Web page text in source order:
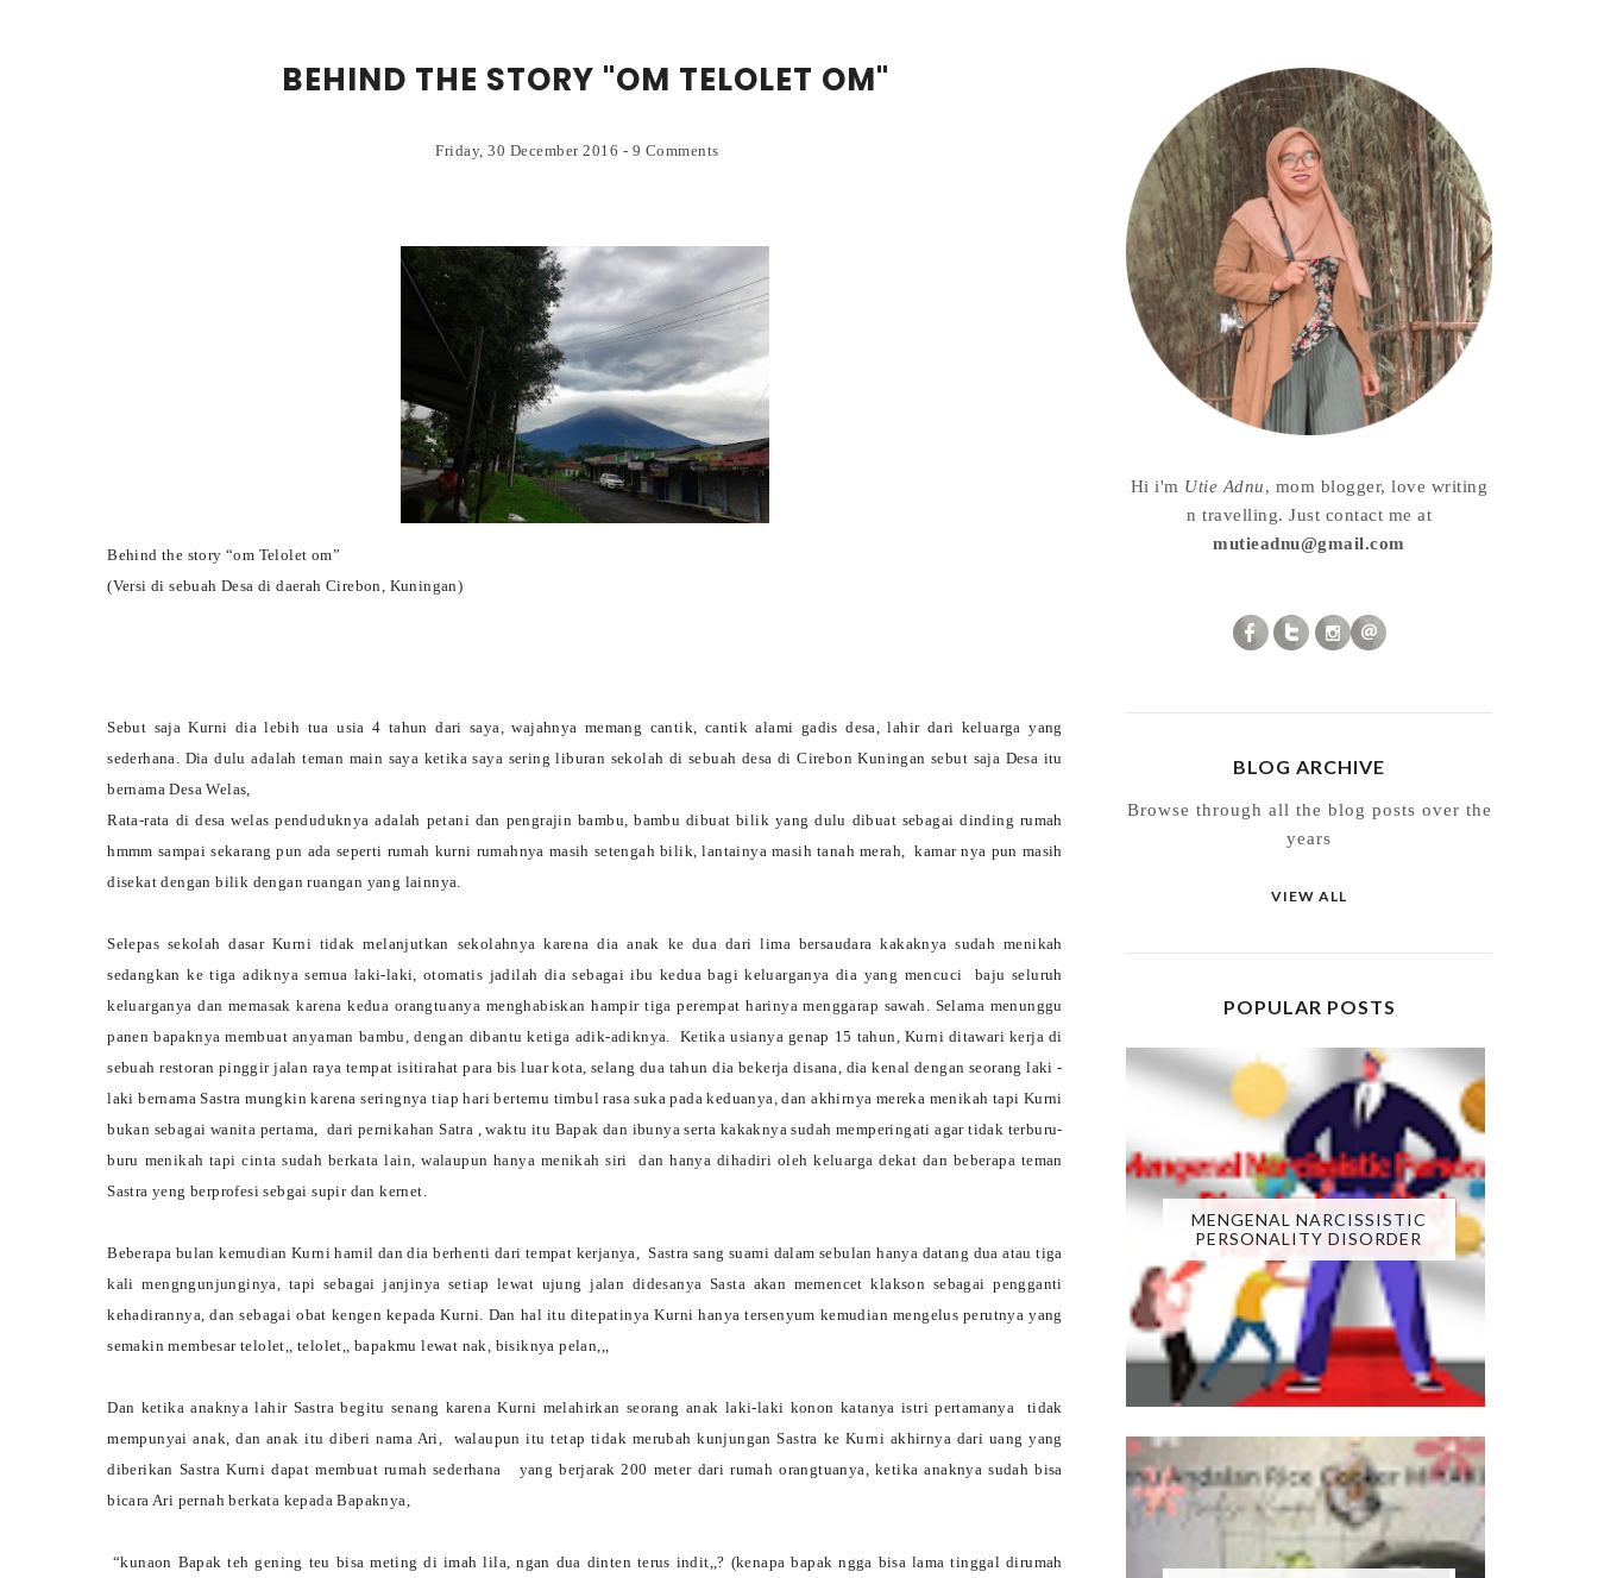
BEHIND THE STORY "OM TELOLET OM"
Friday, 30 December 2016 - 9 Comments
Behind the story “om Telolet om”
(Versi di sebuah Desa di daerah Cirebon, Kuningan)
Sebut saja Kurni dia lebih tua usia 4 tahun dari saya, wajahnya memang cantik, cantik alami gadis desa, lahir dari keluarga yang
sederhana. Dia dulu adalah teman main saya ketika saya sering liburan sekolah di sebuah desa di Cirebon Kuningan sebut saja Desa itu
bernama Desa Welas,
Rata-rata di desa welas penduduknya adalah petani dan pengrajin bambu, bambu dibuat bilik yang dulu dibuat sebagai dinding rumah
hmmm sampai sekarang pun ada seperti rumah kurni rumahnya masih setengah bilik, lantainya masih tanah merah,
kamar nya pun masih
disekat dengan bilik dengan ruangan yang lainnya.
Selepas sekolah dasar Kurni tidak melanjutkan sekolahnya karena dia anak ke dua dari lima bersaudara kakaknya sudah menikah
sedangkan ke tiga adiknya semua laki-laki, otomatis jadilah dia sebagai ibu kedua bagi keluarganya dia yang mencuci
baju seluruh
keluarganya dan memasak karena kedua orangtuanya menghabiskan hampir tiga perempat harinya menggarap sawah. Selama menunggu
panen bapaknya membuat anyaman bambu, dengan dibantu ketiga adik-adiknya.
Ketika usianya genap 15 tahun, Kurni ditawari kerja di
sebuah restoran pinggir jalan raya tempat isitirahat para bis luar kota, selang dua tahun dia bekerja disana, dia kenal dengan seorang laki -
laki bernama Sastra mungkin karena seringnya tiap hari bertemu timbul rasa suka pada keduanya, dan akhirnya mereka menikah tapi Kurni
bukan sebagai wanita pertama,
dari pernikahan Satra , waktu itu Bapak dan ibunya serta kakaknya sudah memperingati agar tidak terburu-
buru menikah tapi cinta sudah berkata lain, walaupun hanya menikah siri dan hanya dihadiri oleh keluarga dekat dan beberapa teman
Sastra yeng berprofesi sebgai supir dan kernet.
Beberapa bulan kemudian Kurni hamil dan dia berhenti dari tempat kerjanya, Sastra sang suami dalam sebulan hanya datang dua atau tiga
kali mengngunjunginya, tapi sebagai janjinya setiap lewat ujung jalan didesanya Sasta akan memencet klakson sebagai pengganti
kehadirannya, dan sebagai obat kengen kepada Kurni. Dan hal itu ditepatinya Kurni hanya tersenyum kemudian mengelus perutnya yang
semakin membesar telolet,, telolet,, bapakmu lewat nak, bisiknya pelan,,,
Dan ketika anaknya lahir Sastra begitu senang karena Kurni melahirkan seorang anak laki-laki konon katanya istri pertamanya
tidak
mempunyai anak, dan anak itu diberi nama Ari,
walaupun itu tetap tidak merubah kunjungan Sastra ke Kurni akhirnya dari uang yang
diberikan Sastra Kurni dapat membuat rumah sederhana
yang berjarak 200 meter dari rumah orangtuanya, ketika anaknya sudah bisa
bicara Ari pernah berkata kepada Bapaknya,
“kunaon Bapak teh gening teu bisa meting di imah lila, ngan dua dinten terus indit,,? (kenapa bapak ngga bisa lama tinggal dirumah
Hi i'm Utie Adnu, mom blogger, love writing
n travelling. Just contact me at
mutieadnu@gmail.com
BLOG ARCHIVE
Browse through all the blog posts over the
years
VIEW ALL
POPULAR POSTS
MENGENAL NARCISSISTIC
PERSONALITY DISORDER